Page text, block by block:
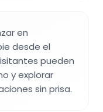
en
desde el
pueden
y explorar
sin prisa.